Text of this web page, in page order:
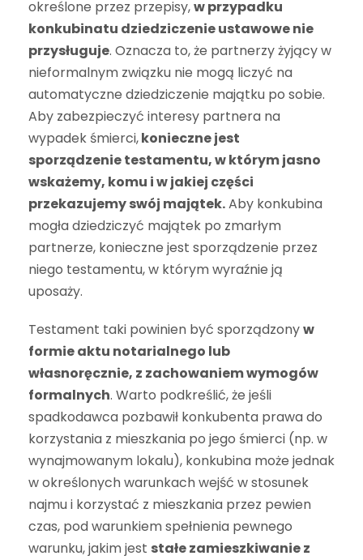
określone przez przepisy,w przypadku
konkubinatu dziedziczenie ustawowe nie
przysługuje. Oznacza to, że partnerzy żyjący w
nieformalnym związku nie mogą liczyć na
automatyczne dziedziczenie majątku po sobie.
Aby zabezpieczyć interesy partnera na
wypadek śmierci,konieczne jest
sporządzenie testamentu, w którym jasno
wskażemy, komu i w jakiej części
przekazujemy swój majątek.Aby konkubina
mogła dziedziczyć majątek po zmarłym
partnerze, konieczne jest sporządzenie przez
niego testamentu, w którym wyraźnie ją
uposaży.
Testament taki powinien być sporządzonyw
formie aktu notarialnego lub
własnoręcznie, z zachowaniem wymogów
formalnych. Warto podkreślić, że jeśli
spadkodawca pozbawił konkubenta prawa do
korzystania z mieszkania po jego śmierci (np. w
wynajmowanym lokalu), konkubina może jednak
w określonych warunkach wejść w stosunek
najmu i korzystać z mieszkania przez pewien
czas, pod warunkiem spełnienia pewnego
warunku, jakim jest stałe zamieszkiwanie z